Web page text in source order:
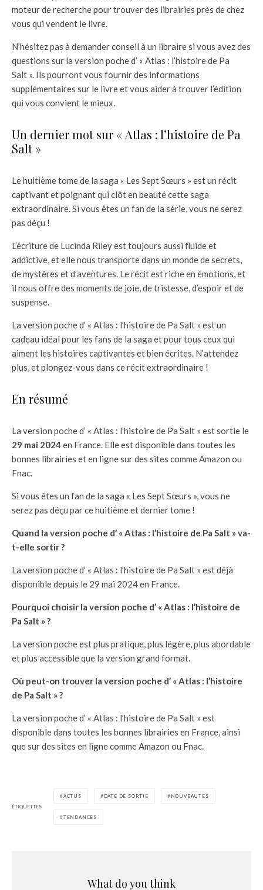
moteur de recherche pour trouver des librairies près de chez
vous qui vendent le livre.
N’hésitez pas à demander conseil à un libraire si vous avez des
questions sur la version poche d’ « Atlas : l’histoire de Pa
Salt ». Ils pourront vous fournir des informations
supplémentaires sur le livre et vous aider à trouver l’édition
qui vous convient le mieux.
Un dernier mot sur « Atlas : l’histoire de Pa
Salt »
Le huitième tome de la saga « Les Sept Sœurs » est un récit
captivant et poignant qui clôt en beauté cette saga
extraordinaire. Si vous êtes un fan de la série, vous ne serez
pas déçu !
L’écriture de Lucinda Riley est toujours aussi fluide et
addictive, et elle nous transporte dans un monde de secrets,
de mystères et d’aventures. Le récit est riche en émotions, et
il nous offre des moments de joie, de tristesse, d’espoir et de
suspense.
La version poche d’ « Atlas : l’histoire de Pa Salt » est un
cadeau idéal pour les fans de la saga et pour tous ceux qui
aiment les histoires captivantes et bien écrites. N’attendez
plus, et plongez-vous dans ce récit extraordinaire !
En résumé
La version poche d’ « Atlas : l’histoire de Pa Salt » est sortie le
29 mai 2024 en France. Elle est disponible dans toutes les
bonnes librairies et en ligne sur des sites comme Amazon ou
Fnac.
Si vous êtes un fan de la saga « Les Sept Sœurs », vous ne
serez pas déçu par ce huitième et dernier tome !
Quand la version poche d’ « Atlas : l’histoire de Pa Salt » va-
t-elle sortir ?
La version poche d’ « Atlas : l’histoire de Pa Salt » est déjà
disponible depuis le 29 mai 2024 en France.
Pourquoi choisir la version poche d’ « Atlas : l’histoire de
Pa Salt » ?
La version poche est plus pratique, plus légère, plus abordable
et plus accessible que la version grand format.
Où peut-on trouver la version poche d’ « Atlas : l’histoire
de Pa Salt » ?
La version poche d’ « Atlas : l’histoire de Pa Salt » est
disponible dans toutes les bonnes librairies en France, ainsi
que sur des sites en ligne comme Amazon ou Fnac.
ÉTIQUETTES
ACTUS DATE DE SORTIE NOUVEAUTÉS
TENDANCES
What do you think